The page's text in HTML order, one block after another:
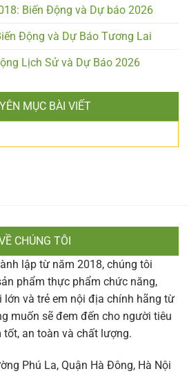
Biến Động và Dự báo 2026
Động và Dự Báo Tương Lai
Lịch Sử và Dự Báo 2026
MỤC BÀI VIẾT
CHÚNG TÔI
lập từ năm 2018, chúng tôi
phẩm thực phẩm chức năng,
và trẻ em nội địa chính hãng từ
muốn sẽ đem đến cho người tiêu
an toàn và chất lượng.
Phú La, Quận Hà Đông, Hà Nội